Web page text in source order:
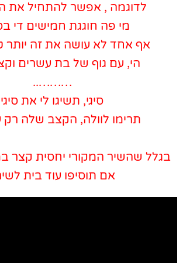
לדוגמה , אפשר להתחיל את
מי פה חוגגת חמישים די
אף אחד לא עושה את זה יותר
הי, עם גוף של בת עשרים
………..
סיגי, תשיגו לי את סיגי
תרימו לוולה, הקצב שלה
בגלל שהשיר המקורי יחסית קצר
אם תוסיפו עוד בית